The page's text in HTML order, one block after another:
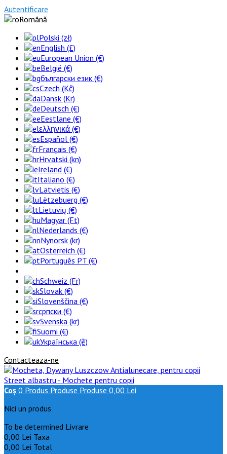
Autentificare
Română
Polski (zł)
English (£)
European Union (€)
België (€)
български език (€)
Czech (Kč)
Dansk (Kr)
Deutsch (€)
Eestlane (€)
ελληνικά (€)
Español (€)
Français (€)
Hrvatski (kn)
Ireland (€)
Italiano (€)
Latvietis (€)
Lëtzebuerg (€)
Lietuvių (€)
Magyar (Ft)
Nederlands (€)
Nynorsk (kr)
Österreich (€)
Português PT (€)
Schweiz (Fr)
Slovak (€)
Slovenščina (€)
српски (€)
Svenska (kr)
Suomi (€)
Українська (₴)
Contacteaza-ne
Coş 0 Produs Produse Produse 0,00 Lei
Nici un produs
To be determined Livrare
0,00 Lei Taxa
0,00 Lei Total